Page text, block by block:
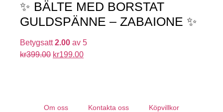
✨ BÄLTE MED BORSTAT
GULDSPÄNNE – ZABAIONE ✨
Betygsatt2.00 av 5
kr399.00 kr199.00
Om oss Kontakta oss Köpvillkor